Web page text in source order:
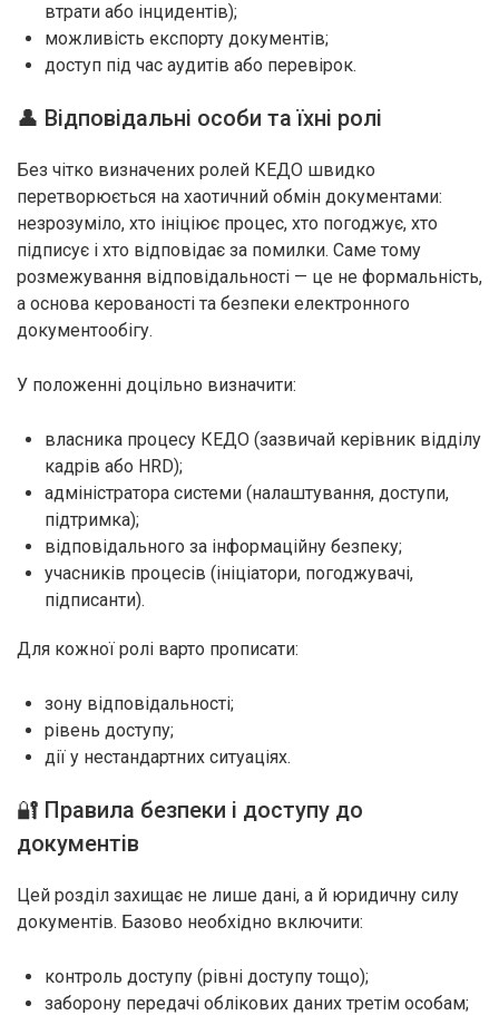
втрати або інцидентів);
можливість експорту документів;
доступ під час аудитів або перевірок.
👤 Відповідальні особи та їхні ролі
Без чітко визначених ролей КЕДО швидко
перетворюється на хаотичний обмін документами:
незрозуміло, хто ініціює процес, хто погоджує, хто
підписує і хто відповідає за помилки. Саме тому
розмежування відповідальності — це не формальність,
а основа керованості та безпеки електронного
документообігу.
У положенні доцільно визначити:
власника процесу КЕДО (зазвичай керівник відділу
кадрів або HRD);
адміністратора системи (налаштування, доступи,
підтримка);
відповідального за інформаційну безпеку;
учасників процесів (ініціатори, погоджувачі,
підписанти).
Для кожної ролі варто прописати:
зону відповідальності;
рівень доступу;
дії у нестандартних ситуаціях.
🔐 Правила безпеки і доступу до
документів
Цей розділ захищає не лише дані, а й юридичну силу
документів. Базово необхідно включити:
контроль доступу (рівні доступу тощо);
заборону передачі облікових даних третім особам;